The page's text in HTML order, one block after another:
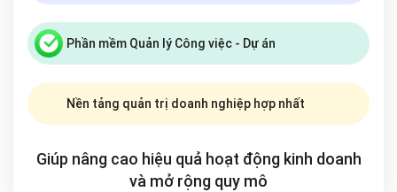
Phần mềm Quản lý Công việc - Dự án
Nền tảng quản trị doanh nghiệp hợp nhất
Giúp nâng cao hiệu quả hoạt động kinh doanh
và mở rộng quy mô